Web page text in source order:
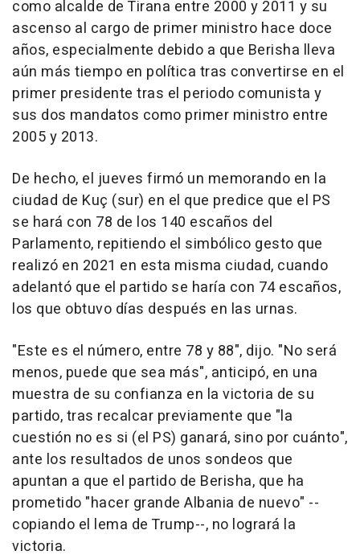
como alcalde de Tirana entre 2000 y 2011 y su
ascenso al cargo de primer ministro hace doce
años, especialmente debido a que Berisha lleva
aún más tiempo en política tras convertirse en el
primer presidente tras el periodo comunista y
sus dos mandatos como primer ministro entre
2005 y 2013.
De hecho, el jueves firmó un memorando en la
ciudad de Kuç (sur) en el que predice que el PS
se hará con 78 de los 140 escaños del
Parlamento, repitiendo el simbólico gesto que
realizó en 2021 en esta misma ciudad, cuando
adelantó que el partido se haría con 74 escaños,
los que obtuvo días después en las urnas.
"Este es el número, entre 78 y 88", dijo. "No será
menos, puede que sea más", anticipó, en una
muestra de su confianza en la victoria de su
partido, tras recalcar previamente que "la
cuestión no es si (el PS) ganará, sino por cuánto",
ante los resultados de unos sondeos que
apuntan a que el partido de Berisha, que ha
prometido "hacer grande Albania de nuevo" --
copiando el lema de Trump--, no logrará la
victoria.